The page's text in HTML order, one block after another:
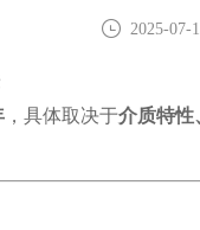
2025-07-
，具体取决于介质特性